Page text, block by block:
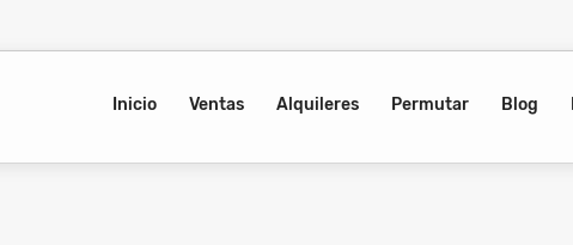
Inicio Ventas Alquileres Permutar Blog